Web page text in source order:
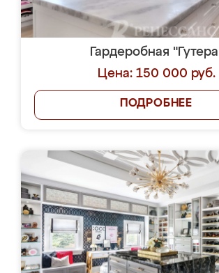
Гардеробная
Цена: 150 000 руб.
ПОДРОБНЕЕ